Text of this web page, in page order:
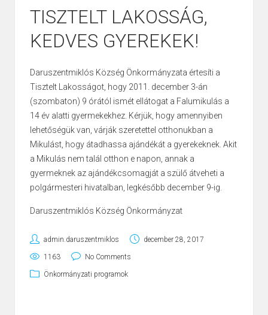
TISZTELT LAKOSSÁG,
KEDVES GYEREKEK!
Daruszentmiklós Község Önkormányzata értesíti a
Tisztelt Lakosságot, hogy 2011. december 3-án
(szombaton) 9 órától ismét ellátogat a Falumikulás a
14 év alatti gyermekekhez. Kérjük, hogy amennyiben
lehetőségük van, várják szeretettel otthonukban a
Mikulást, hogy átadhassa ajándékát a gyerekeknek. Akit
a Mikulás nem talál otthon e napon, annak a
gyermeknek az ajándékcsomagját a szülő átveheti a
polgármesteri hivatalban, legkésőbb december 9-ig.
Daruszentmiklós Község Önkormányzat
admin.daruszentmiklos december 28, 2017
1163 No Comments
Önkormányzati programok